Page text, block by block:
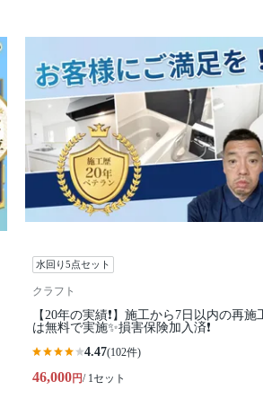
水回り5点セット
クラフト
【20年の実績❗️】施工から7日以内の再施
は無料で実施✨損害保険加入済❗️
4.47(102件)
46,000円/ 1セット